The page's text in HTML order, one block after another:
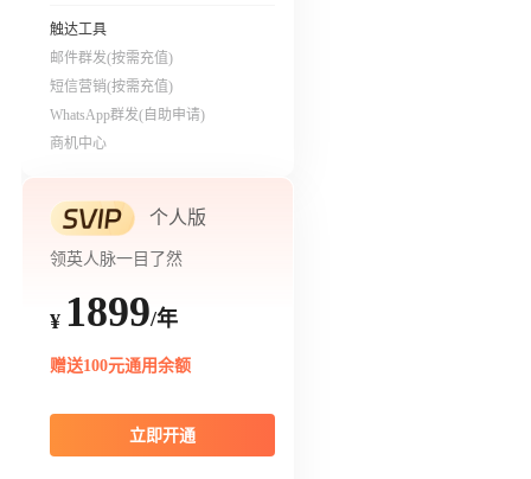
触达工具
邮件群发(按需充值)
短信营销(按需充值)
WhatsApp群发(自助申请)
商机中心
个人版
领英人脉一目了然
¥ 1899/年
赠送100元通用余额
立即开通